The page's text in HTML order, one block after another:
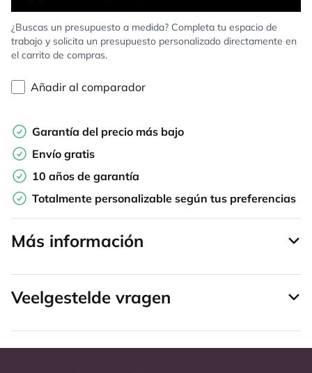
¿Buscas un presupuesto a medida? Completa tu espacio de
trabajo y solicita un presupuesto personalizado directamente en
el carrito de compras.
Añadir al comparador
Garantía del precio más bajo
Envío gratis
10 años de garantía
Totalmente personalizable según tus preferencias
Más información
Veelgestelde vragen